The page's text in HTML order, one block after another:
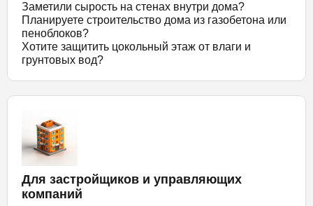
Заметили сырость на стенах внутри дома?
Планируете строительство дома из газобетона или
пеноблоков?
Хотите защитить цокольный этаж от влаги и
грунтовых вод?
Для застройщиков и управляющих
компаний